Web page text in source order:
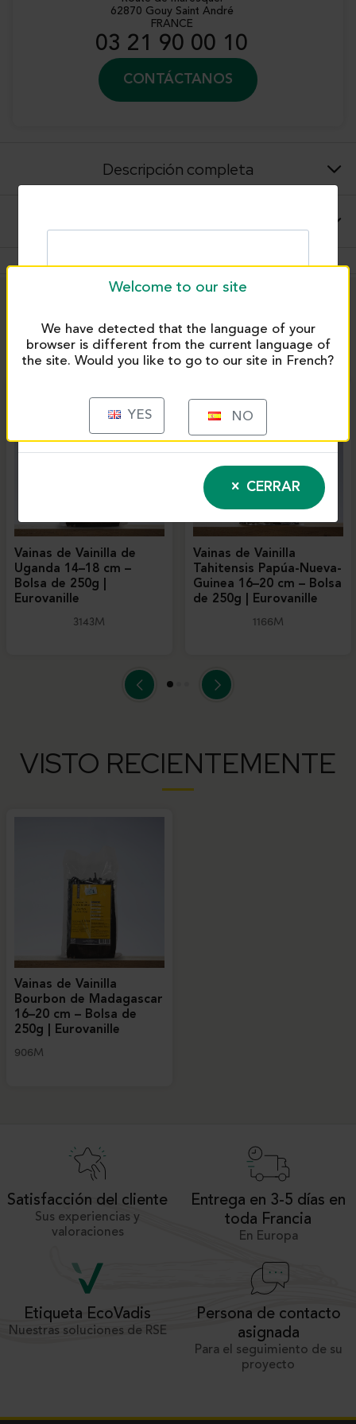
62870 Gouy Saint André
FRANCE
03 21 90 00 10
CONTÁCTANOS
Descripción completa
PRODUITS SIMILAIRES
Vainas de Vainilla de
Uganda 14–18 cm –
Bolsa de 250g |
Eurovanille
3143M
Vainas de Vainilla
Tahitensis Papúa-Nueva-
Guinea 16–20 cm – Bolsa
de 250g | Eurovanille
1166M
VISTO RECIENTEMENTE
Vainas de Vainilla
Bourbon de Madagascar
16–20 cm – Bolsa de
250g | Eurovanille
906M
Satisfacción del cliente
Sus experiencias y
valoraciones
Entrega en 3-5 días en
toda Francia
En Europa
Etiqueta EcoVadis
Nuestras soluciones de RSE
Persona de contacto
asignada
Para el seguimiento de su
proyecto
CERRAR
Welcome to our site
We have detected that the language of your
browser is different from the current language of
the site. Would you like to go to our site in French?
YES NO